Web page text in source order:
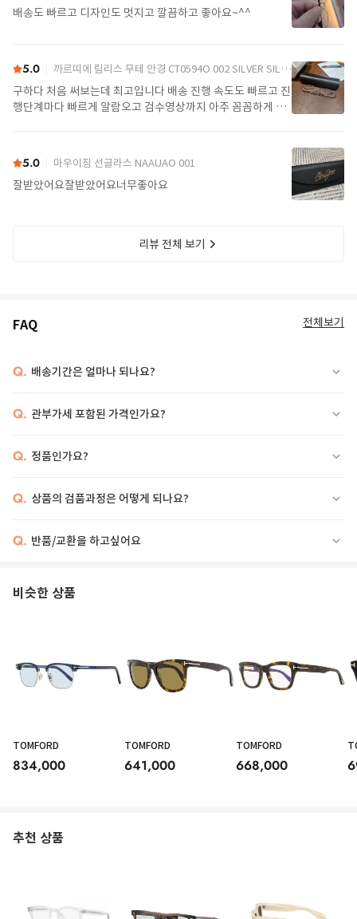
배송도 빠르고 디자인도 멋지고 깔끔하고 좋아요~^^
5.0 까르띠에 림리스 무테 안경 CT0594O 002 SILVER SILVER TRANSPARENT
구하다 처음 써보는데 최고입니다 배송 진행 속도도 빠르고 진
행단계마다 빠르게 알람오고 검수영상까지 아주 꼼꼼하게 찍
5.0 마우이짐 선글라스 NAAUAO 001
잘받았어요잘받았어요너무좋아요
리뷰 전체 보기
FAQ 전체보기
Q. 배송기간은 얼마나 되나요?
Q. 관부가세 포함된 가격인가요?
Q. 정품인가요?
Q. 상품의 검품과정은 어떻게 되나요?
Q. 반품/교환을 하고싶어요
비슷한 상품
TOMFORD
834,000
TOMFORD
641,000
TOMFORD
668,000
추천 상품